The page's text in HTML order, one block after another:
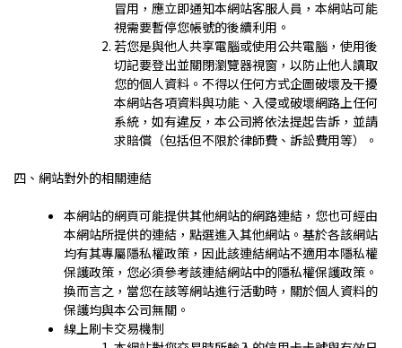
冒用，應立即通知本網站客服人員，本網站可能
視需要暫停您帳號的後續利用。
若您是與他人共享電腦或使用公共電腦，使用後
切記要登出並關閉瀏覽器視窗，以防止他人讀取
您的個人資料。不得以任何方式企圖破壞及干擾
本網站各項資料與功能、入侵或破壞網路上任何
系統，如有違反，本公司將依法提起告訴，並請
求賠償（包括但不限於律師費、訴訟費用等）。
四、網站對外的相關連結
本網站的網頁可能提供其他網站的網路連結，您也可經由
本網站所提供的連結，點選進入其他網站。基於各該網站
均有其專屬隱私權政策，因此該連結網站不適用本隱私權
保護政策，您必須參考該連結網站中的隱私權保護政策。
換而言之，當您在該等網站進行活動時，關於個人資料的
保護均與本公司無關。
線上刷卡交易機制